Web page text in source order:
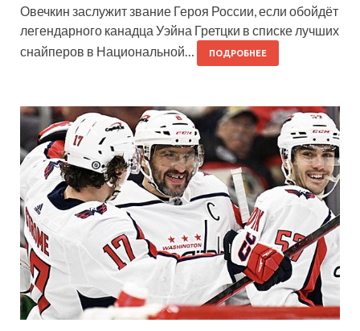
Овечкин заслужит звание Героя России, если обойдёт
легендарного канадца Уэйна Гретцки в списке лучших
снайперов в Национальной…
ПОДРОБНЕЕ